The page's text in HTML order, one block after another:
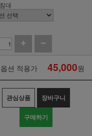
대
옵션 적용가 45,000원
관심상품 장바구니
구매하기